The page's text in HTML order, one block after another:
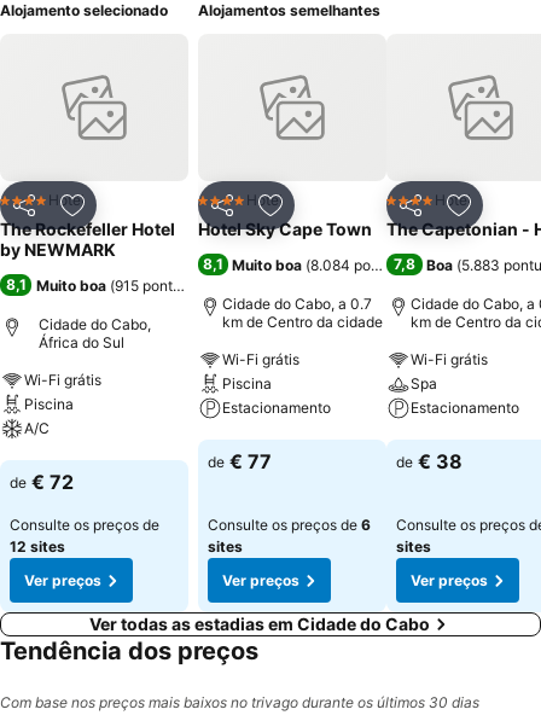
Alojamento selecionado
PartilharAdicionar aos favoritos
4 EstrelasHotel
The Rockefeller Hotel
by NEWMARK
8,1 Muito boa (915 pontuações
Cidade do Cabo,
África do Sul
Wi-Fi grátis
Piscina
A/C
Ver preços
de € 72
Consulte os preços de
12 sites
Ver preços
Alojamentos semelhantes
PartilharAdicionar aos favoritos
4 EstrelasHotel
Hotel Sky Cape Town
8,1 Muito boa (8.084 pontuações)
Cidade do Cabo, a 0.7
km de Centro da cidade
Wi-Fi grátis
Piscina
Estacionamento
Ver preços
de € 77
Consulte os preços de 6
sites
Ver preços
Partilhar
4 EstrelasHotel
The Capetonian -
7,8 Boa (5.883
Cidade do Cabo, a
km de Centro da
Wi-Fi grátis
Spa
Estacionamento
Ver preços
de € 38
Consulte os preços
sites
Ver preços
Ver todas as estadias em Cidade do Cabo
Tendência dos preços
Com base nos preços mais baixos no trivago durante os últimos 30 dias